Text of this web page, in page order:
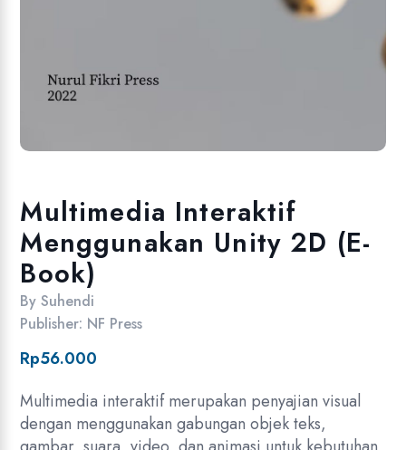
Multimedia Interaktif
Menggunakan Unity 2D (E-
Book)
BySuhendi
Publisher: NF Press
Rp56.000
Multimedia interaktif merupakan penyajian visual
dengan menggunakan gabungan objek teks,